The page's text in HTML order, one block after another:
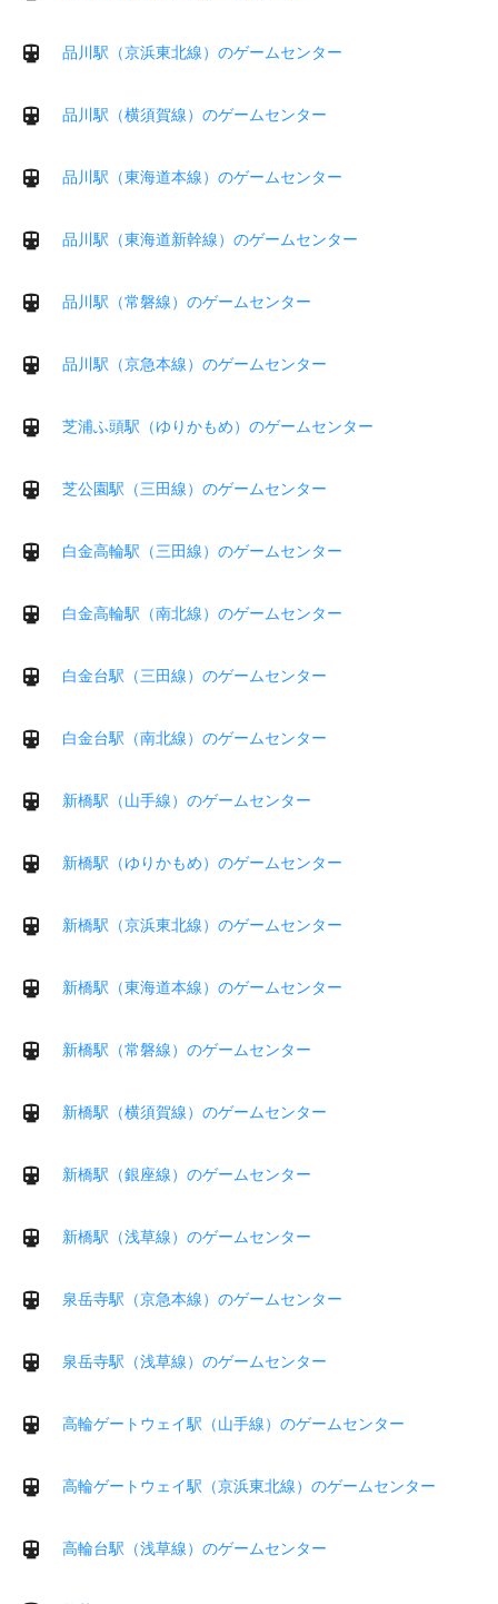
品川駅（京浜東北線）のゲームセンター
品川駅（横須賀線）のゲームセンター
品川駅（東海道本線）のゲームセンター
品川駅（東海道新幹線）のゲームセンター
品川駅（常磐線）のゲームセンター
品川駅（京急本線）のゲームセンター
芝浦ふ頭駅（ゆりかもめ）のゲームセンター
芝公園駅（三田線）のゲームセンター
白金高輪駅（三田線）のゲームセンター
白金高輪駅（南北線）のゲームセンター
白金台駅（三田線）のゲームセンター
白金台駅（南北線）のゲームセンター
新橋駅（山手線）のゲームセンター
新橋駅（ゆりかもめ）のゲームセンター
新橋駅（京浜東北線）のゲームセンター
新橋駅（東海道本線）のゲームセンター
新橋駅（常磐線）のゲームセンター
新橋駅（横須賀線）のゲームセンター
新橋駅（銀座線）のゲームセンター
新橋駅（浅草線）のゲームセンター
泉岳寺駅（京急本線）のゲームセンター
泉岳寺駅（浅草線）のゲームセンター
高輪ゲートウェイ駅（山手線）のゲームセンター
高輪ゲートウェイ駅（京浜東北線）のゲームセンター
高輪台駅（浅草線）のゲームセンター